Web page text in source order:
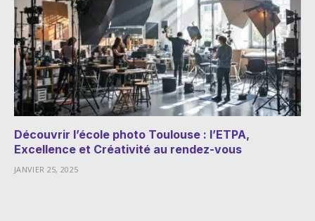
Découvrir l’école photo Toulouse : l’ETPA,
Excellence et Créativité au rendez-vous
JANVIER 25, 2025